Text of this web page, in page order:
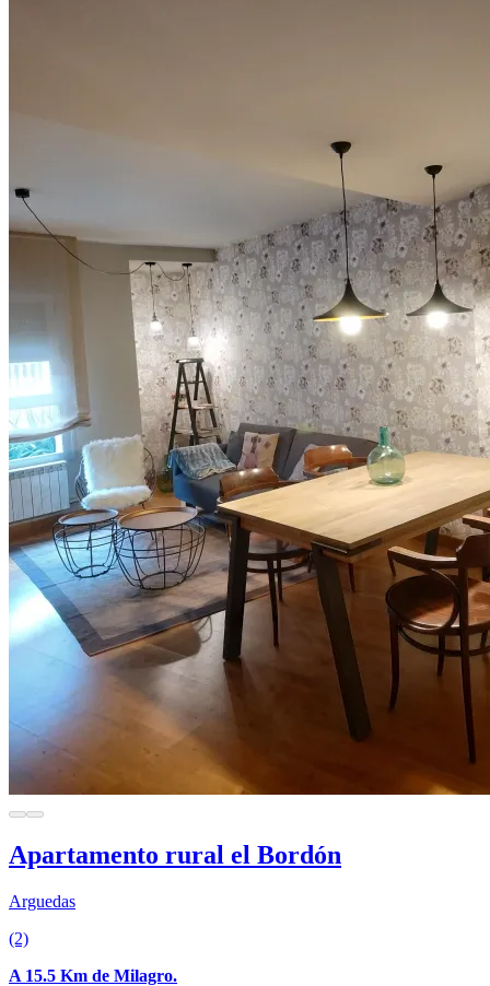
Apartamento rural el Bordón
Arguedas
(2)
A 15.5 Km de Milagro.